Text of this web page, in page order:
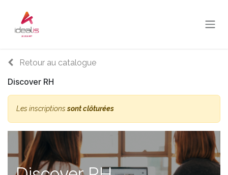
Retour au catalogue
Discover RH
Les inscriptionssont clôturées